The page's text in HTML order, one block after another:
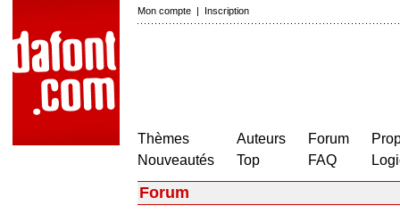
Mon compte | Inscription
Thèmes
Nouveautés
Auteurs
Top
Forum
FAQ
Forum